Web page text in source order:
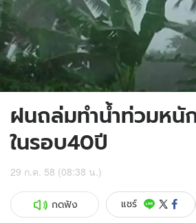
ฝนถล่มทำน้ำท่วมหนั
ในรอบ40ปี
29 ก.ค. 58 (08:38 น.)
กดฟัง แชร์